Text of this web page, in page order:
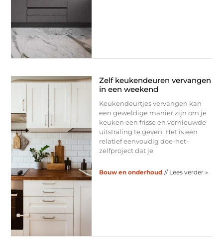
Zelf keukendeuren vervangen
in een weekend
Keukendeurtjes vervangen kan
een geweldige manier zijn om je
keuken een frisse en vernieuwde
uitstraling te geven. Het is een
relatief eenvoudig doe-het-
zelfproject dat je
Bouw en onderhoud // Lees verder »